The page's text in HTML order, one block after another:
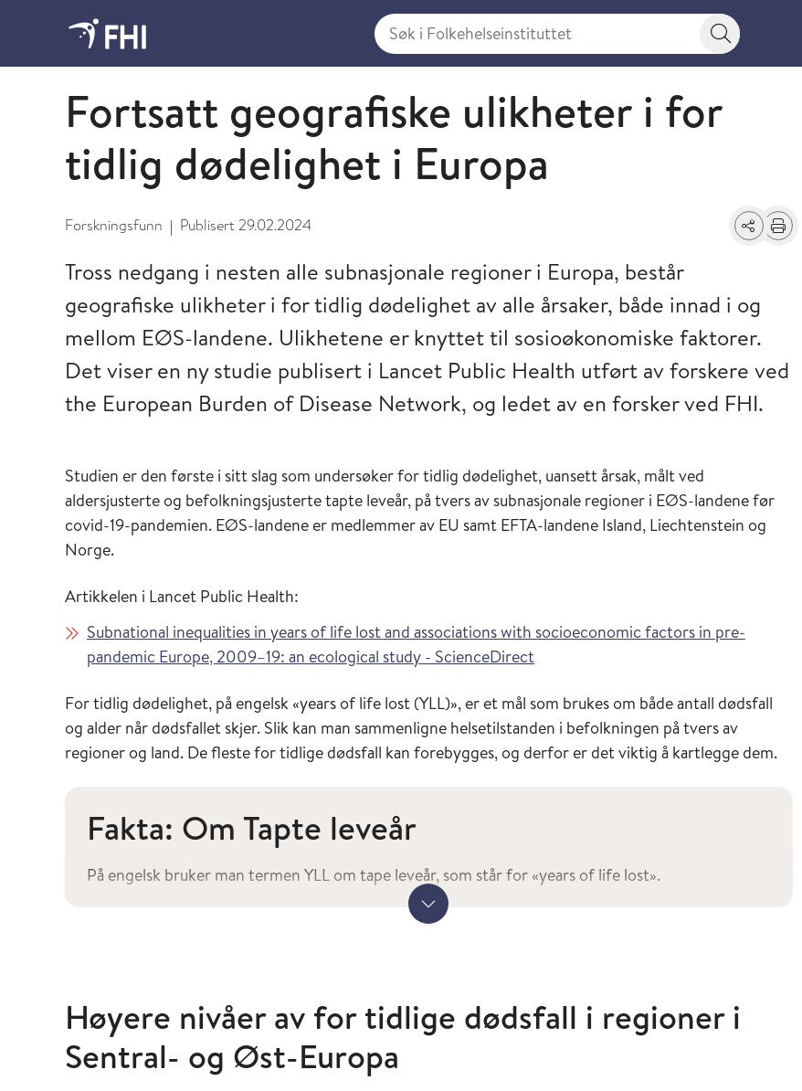
Søk i Folkehelseinstituttet
Søkeknapp
2024 - nyheter fra FHI
Fortsatt geografiske ulikheter i for
tidlig dødelighet i Europa
Forskningsfunn | Publisert29.02.2024 Del Skriv ut
Tross nedgang i nesten alle subnasjonale regioner i Europa, består
geografiske ulikheter i for tidlig dødelighet av alle årsaker, både innad i og
mellom EØS-landene. Ulikhetene er knyttet til sosioøkonomiske faktorer.
Det viser en ny studie publisert i Lancet Public Health utført av forskere ved
the European Burden of Disease Network, og ledet av en forsker ved FHI.
Studien er den første i sitt slag som undersøker for tidlig dødelighet, uansett årsak, målt ved
aldersjusterte og befolkningsjusterte tapte leveår, på tvers av subnasjonale regioner i EØS-landene før
covid-19-pandemien. EØS-landene er medlemmer av EU samt EFTA-landene Island, Liechtenstein og
Norge.
Artikkelen i Lancet Public Health:
Subnational inequalities in years of life lost and associations with socioeconomic factors in pre-
pandemic Europe, 2009–19: an ecological study - ScienceDirect
For tidlig dødelighet, på engelsk «years of life lost (YLL)», er et mål som brukes om både antall dødsfall
og alder når dødsfallet skjer. Slik kan man sammenligne helsetilstanden i befolkningen på tvers av
regioner og land. De fleste for tidlige dødsfall kan forebygges, og derfor er det viktig å kartlegge dem.
Fakta: Om Tapte leveår
På engelsk bruker man termen YLL om tape leveår, som står for «years of life lost».
YLL representerer gapet mellom en persons alder ved død og standardisert forventet
YLL tar hensyn til både frekvensen og aldersfordelingen av dødsfall.
YLL Brukes til å informere politiske strategier som tar sikte på å redusere helseulikheter.
YLL er en nøkkelindikator i Global Burden of Disease (GBD) -studier, som muliggjør
Vis mer
Høyere nivåer av for tidlige dødsfall i regioner i
Sentral- og Øst-Europa